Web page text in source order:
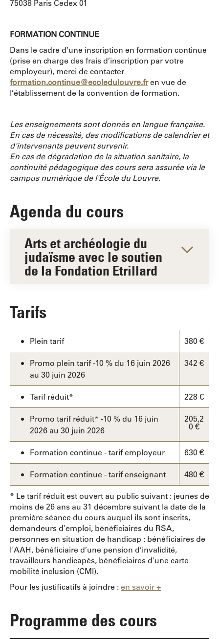
75038 Paris Cedex 01
FORMATION CONTINUE
Dans le cadre d’une inscription en formation continue
(prise en charge des frais d’inscription par votre
employeur), merci de contacter
formation.continue@ecoledulouvre.fren vue de
l’établissement de la convention de formation.
Les enseignements sont donnés en langue française.
En cas de nécessité, des modifications de calendrier et
d'intervenants peuvent survenir.
En cas de dégradation de la situation sanitaire, la
continuité pédagogique des cours sera assurée via le
campus numérique de l'École du Louvre.
Agenda du cours
Arts et archéologie du
judaïsme avec le soutien
de la Fondation Etrillard
Tarifs
Plein tarif 380 €
Promo plein tarif -10 % du 16 juin 2026
au 30 juin 2026
342 €
Tarif réduit* 228 €
Promo tarif réduit* -10 % du 16 juin
2026 au 30 juin 2026
205,2
0 €
Formation continue - tarif employeur 630 €
Formation continue - tarif enseignant 480 €
* Le tarif réduit est ouvert au public suivant : jeunes de
moins de 26 ans au 31 décembre suivant la date de la
première séance du cours auquel ils sont inscrits,
demandeurs d'emploi, bénéficiaires du RSA,
personnes en situation de handicap : bénéficiaires de
l'AAH, bénéficiaire d’une pension d’invalidité,
travailleurs handicapés, bénéficiaires d'une carte
mobilité inclusion (CMI).
Pour les justificatifs à joindre : en savoir +
Programme des cours